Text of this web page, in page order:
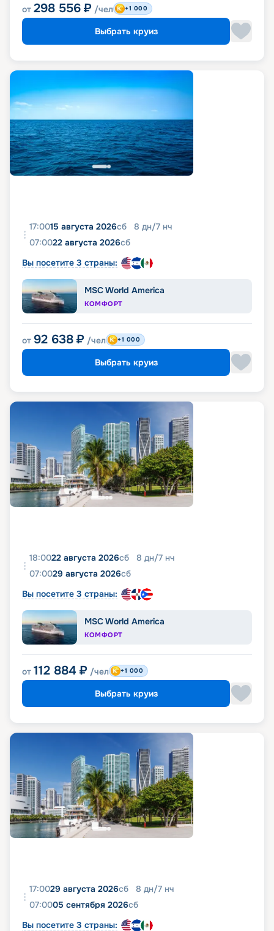
от 298 556 ₽ /чел +1 000
Выбрать круиз
17:0015 августа 2026сб 8 дн/7 нч
07:0022 августа 2026сб
Вы посетите 3 страны:
MSC World America
КОМФОРТ
от 92 638 ₽ /чел +1 000
Выбрать круиз
18:0022 августа 2026сб 8 дн/7 нч
07:0029 августа 2026сб
Вы посетите 3 страны:
MSC World America
КОМФОРТ
от 112 884 ₽ /чел +1 000
Выбрать круиз
17:0029 августа 2026сб 8 дн/7 нч
07:0005 сентября 2026сб
Вы посетите 3 страны: